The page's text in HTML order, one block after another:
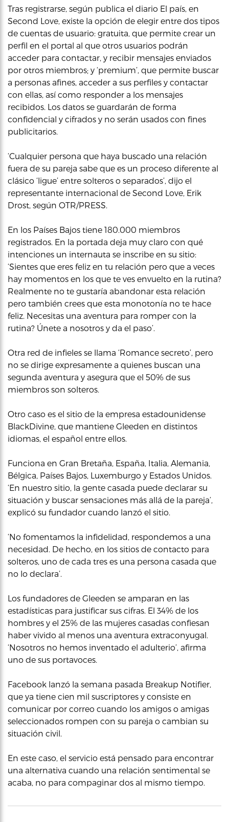
Tras registrarse, según publica el diario El país, en
Second Love, existe la opción de elegir entre dos tipos
de cuentas de usuario: gratuita, que permite crear un
perfil en el portal al que otros usuarios podrán
acceder para contactar, y recibir mensajes enviados
por otros miembros; y ‘premium’, que permite buscar
a personas afines, acceder a sus perfiles y contactar
con ellas, así como responder a los mensajes
recibidos. Los datos se guardarán de forma
confidencial y cifrados y no serán usados con fines
publicitarios.
‘Cualquier persona que haya buscado una relación
fuera de su pareja sabe que es un proceso diferente al
clásico ‘ligue’ entre solteros o separados’, dijo el
representante internacional de Second Love, Erik
Drost, según OTR/PRESS.
En los Países Bajos tiene 180.000 miembros
registrados. En la portada deja muy claro con qué
intenciones un internauta se inscribe en su sitio:
‘Sientes que eres feliz en tu relación pero que a veces
hay momentos en los que te ves envuelto en la rutina?
Realmente no te gustaría abandonar esta relación
pero también crees que esta monotonía no te hace
feliz. Necesitas una aventura para romper con la
rutina? Únete a nosotros y da el paso’.
Otra red de infieles se llama ‘Romance secreto’, pero
no se dirige expresamente a quienes buscan una
segunda aventura y asegura que el 50% de sus
miembros son solteros.
Otro caso es el sitio de la empresa estadounidense
BlackDivine, que mantiene Gleeden en distintos
idiomas, el español entre ellos.
Funciona en Gran Bretaña, España, Italia, Alemania,
Bélgica, Países Bajos, Luxemburgo y Estados Unidos.
‘En nuestro sitio, la gente casada puede declarar su
situación y buscar sensaciones más allá de la pareja’,
explicó su fundador cuando lanzó el sitio.
‘No fomentamos la infidelidad, respondemos a una
necesidad. De hecho, en los sitios de contacto para
solteros, uno de cada tres es una persona casada que
no lo declara’.
Los fundadores de Gleeden se amparan en las
estadísticas para justificar sus cifras. El 34% de los
hombres y el 25% de las mujeres casadas confiesan
haber vivido al menos una aventura extraconyugal.
‘Nosotros no hemos inventado el adulterio’, afirma
uno de sus portavoces.
Facebook lanzó la semana pasada Breakup Notifier,
que ya tiene cien mil suscriptores y consiste en
comunicar por correo cuando los amigos o amigas
seleccionados rompen con su pareja o cambian su
situación civil.
En este caso, el servicio está pensado para encontrar
una alternativa cuando una relación sentimental se
acaba, no para compaginar dos al mismo tiempo.